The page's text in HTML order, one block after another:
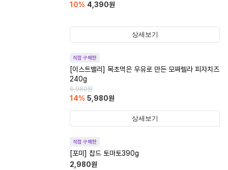
10% 4,390원
상세보기
직접 구매한
[이스트밸리] 목초먹은 우유로 만든 모짜렐라 피자치즈
240g
6,980원
14% 5,980원
상세보기
직접 구매한
[포미] 찹드 토마토390g
2,980원